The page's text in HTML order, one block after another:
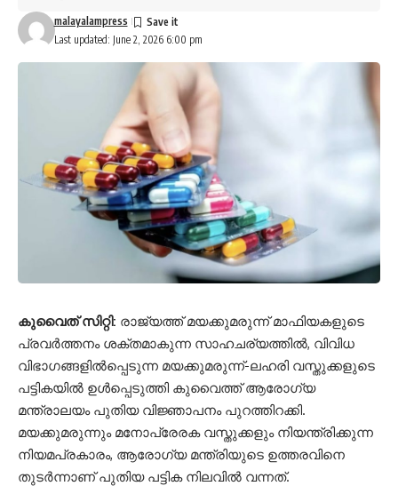
Last updated: June 2, 2026 6:00 pm
malayalampress
കുവൈത് സിറ്റി: രാജ്യത്ത് മയക്കുമരുന്ന് മാഫിയകളുടെ
പ്രവർത്തനം ശക്തമാകുന്ന സാഹചര്യത്തിൽ, വിവിധ
വിഭാഗങ്ങളിൽപ്പെടുന്ന മയക്കുമരുന്ന്-ലഹരി വസ്തുക്കളുടെ
പട്ടികയിൽ ഉൾപ്പെടുത്തി കുവൈത്ത് ആരോഗ്യ
മന്ത്രാലയം പുതിയ വിജ്ഞാപനം പുറത്തിറക്കി.
മയക്കുമരുന്നും മനോപ്രേരക വസ്തുക്കളും നിയന്ത്രിക്കുന്ന
നിയമപ്രകാരം, ആരോഗ്യ മന്ത്രിയുടെ ഉത്തരവിനെ
തുടർന്നാണ് പുതിയ പട്ടിക നിലവിൽ വന്നത്.